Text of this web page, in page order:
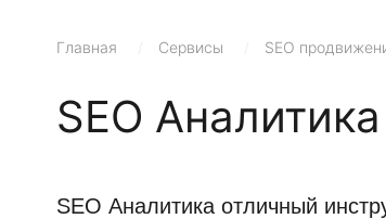
Главная Сервисы SEO
SEO Аналитика
SEO Аналитика отличный